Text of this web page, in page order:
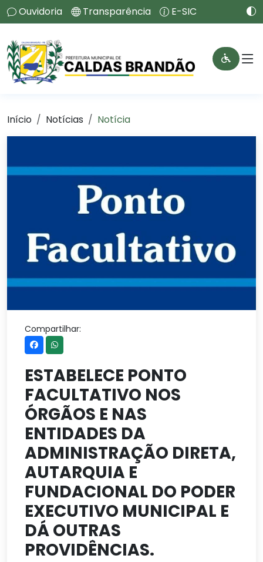
Ouvidoria Transparência E-SIC
Início Notícias Notícia
Compartilhar:
ESTABELECE PONTO
FACULTATIVO NOS
ÓRGÃOS E NAS
ENTIDADES DA
ADMINISTRAÇÃO DIRETA,
AUTARQUIA E
FUNDACIONAL DO PODER
EXECUTIVO MUNICIPAL E
DÁ OUTRAS
PROVIDÊNCIAS.